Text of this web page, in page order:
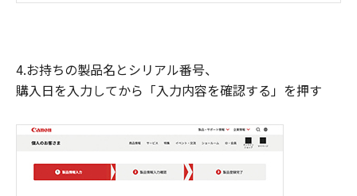
4.お持ちの製品名とシリアル番号、
購入日を入力してから「入力内容を確認する」を押す